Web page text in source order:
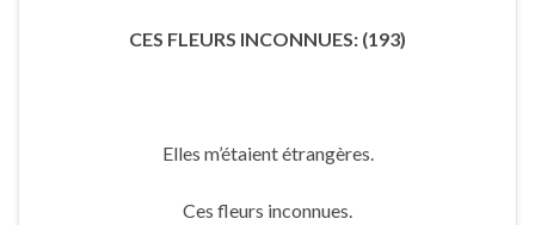
CES FLEURS INCONNUES: (193)
Elles m’étaient étrangères.
Ces fleurs inconnues.